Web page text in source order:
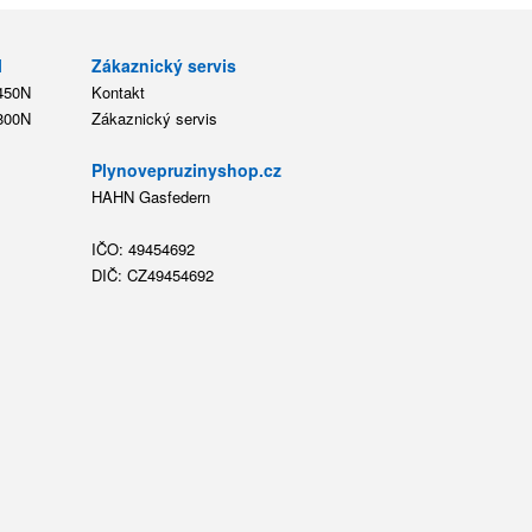
Zákaznický servis
Kontakt
Zákaznický servis
Plynovepruzinyshop.cz
HAHN Gasfedern
IČO: 49454692
DIČ: CZ49454692